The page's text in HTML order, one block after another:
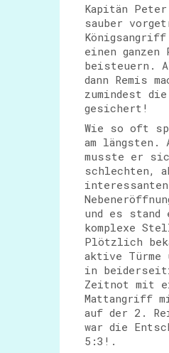
Kapitän Peter
sauber
Königsangriff
einen ganzen
beisteuern.
dann Remis
zumindest
gesichert!
Wie so oft
am längsten.
musste er
schlechten,
interessanten
und es stand
komplexe
Plötzlich
aktive Türme
in
Zeitnot mit
Mattangriff
auf der 2.
war die
5:3!.